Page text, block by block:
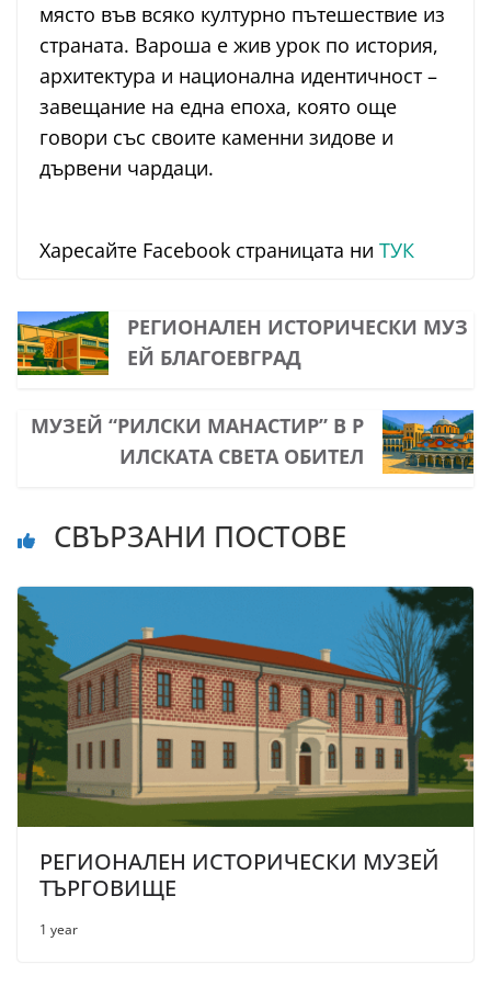
място във всяко културно пътешествие из
страната. Вароша е жив урок по история,
архитектура и национална идентичност –
завещание на една епоха, която още
говори със своите каменни зидове и
дървени чардаци.
Харесайте Facebook страницата ни ТУК
РЕГИОНАЛЕН ИСТОРИЧЕСКИ МУЗ
ЕЙ БЛАГОЕВГРАД
МУЗЕЙ “РИЛСКИ МАНАСТИР” В Р
ИЛСКАТА СВЕТА ОБИТЕЛ
СВЪРЗАНИ ПОСТОВЕ
РЕГИОНАЛЕН ИСТОРИЧЕСКИ МУЗЕЙ
ТЪРГОВИЩЕ
1 year